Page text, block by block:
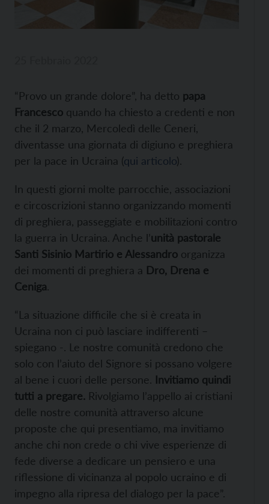
“Provo un grande dolore”, ha detto papa
Francesco quando ha chiesto a credenti e non
che il 2 marzo, Mercoledì delle Ceneri,
diventasse una giornata di digiuno e preghiera
per la pace in Ucraina (qui articolo).
In questi giorni molte parrocchie, associazioni
e circoscrizioni stanno organizzando momenti
di preghiera, passeggiate e mobilitazioni contro
la guerra in Ucraina. Anche l’unità pastorale
Santi Sisinio Martirio e Alessandro organizza
dei momenti di preghiera a Dro, Drena e
Ceniga.
“La situazione difficile che si è creata in
Ucraina non ci può lasciare indifferenti –
spiegano -. Le nostre comunità credono che
solo con l’aiuto del Signore si possano volgere
al bene i cuori delle persone. Invitiamo quindi
tutti a pregare. Rivolgiamo l’appello ai cristiani
delle nostre comunità attraverso alcune
proposte che qui presentiamo, ma invitiamo
anche chi non crede o chi vive esperienze di
fede diverse a dedicare un pensiero e una
riflessione di vicinanza al popolo ucraino e di
impegno alla ripresa del dialogo per la pace”.